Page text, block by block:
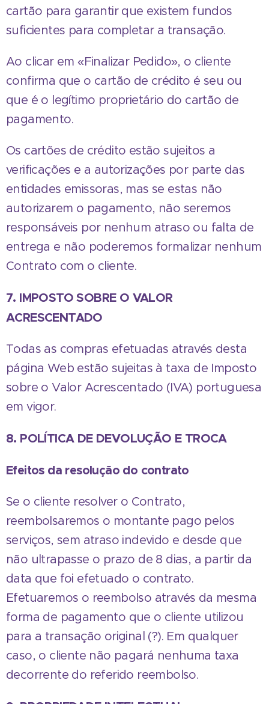
cartão para garantir que existem fundos
suficientes para completar a transação.
Ao clicar em «Finalizar Pedido», o cliente
confirma que o cartão de crédito é seu ou
que é o legítimo proprietário do cartão de
pagamento.
Os cartões de crédito estão sujeitos a
verificações e a autorizações por parte das
entidades emissoras, mas se estas não
autorizarem o pagamento, não seremos
responsáveis por nenhum atraso ou falta de
entrega e não poderemos formalizar nenhum
Contrato com o cliente.
7. IMPOSTO SOBRE O VALOR
ACRESCENTADO
Todas as compras efetuadas através desta
página Web estão sujeitas à taxa de Imposto
sobre o Valor Acrescentado (IVA) portuguesa
em vigor.
8. POLÍTICA DE DEVOLUÇÃO E TROCA
Efeitos da resolução do contrato
Se o cliente resolver o Contrato,
reembolsaremos o montante pago pelos
serviços, sem atraso indevido e desde que
não ultrapasse o prazo de 8 dias, a partir da
data que foi efetuado o contrato.
Efetuaremos o reembolso através da mesma
forma de pagamento que o cliente utilizou
para a transação original (?). Em qualquer
caso, o cliente não pagará nenhuma taxa
decorrente do referido reembolso.